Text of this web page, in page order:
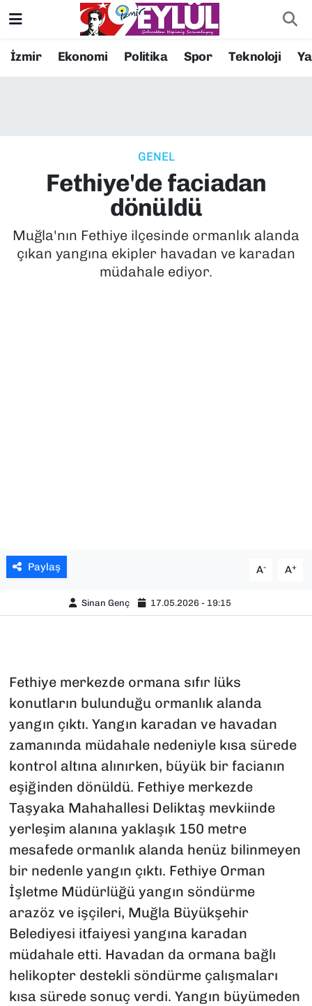
İzmir Ekonomi Politika Spor Teknoloji
GENEL
Fethiye'de faciadan
dönüldü
Muğla'nın Fethiye ilçesinde ormanlık alanda
çıkan yangına ekipler havadan ve karadan
müdahale ediyor.
Paylaş A- A+
Sinan Genç 17.05.2026 - 19:15
Fethiye merkezde ormana sıfır lüks
konutların bulunduğu ormanlık alanda
yangın çıktı. Yangın karadan ve havadan
zamanında müdahale nedeniyle kısa sürede
kontrol altına alınırken, büyük bir facianın
eşiğinden dönüldü. Fethiye merkezde
Taşyaka Mahahallesi Deliktaş mevkiinde
yerleşim alanına yaklaşık 150 metre
mesafede ormanlık alanda henüz bilinmeyen
bir nedenle yangın çıktı. Fethiye Orman
İşletme Müdürlüğü yangın söndürme
arazöz ve işçileri, Muğla Büyükşehir
Belediyesi itfaiyesi yangına karadan
müdahale etti. Havadan da ormana bağlı
helikopter destekli söndürme çalışmaları
kısa sürede sonuç verdi. Yangın büyümeden
Resmi İlanlar
EKONOMİ
KÜLTÜR SANAT
Konak Nöbetçi Eczaneler
Süper Lig Puan Durumu ve Fikstür
Tüm Manşetler
Son Dakika Haberleri
Haber Arşivi